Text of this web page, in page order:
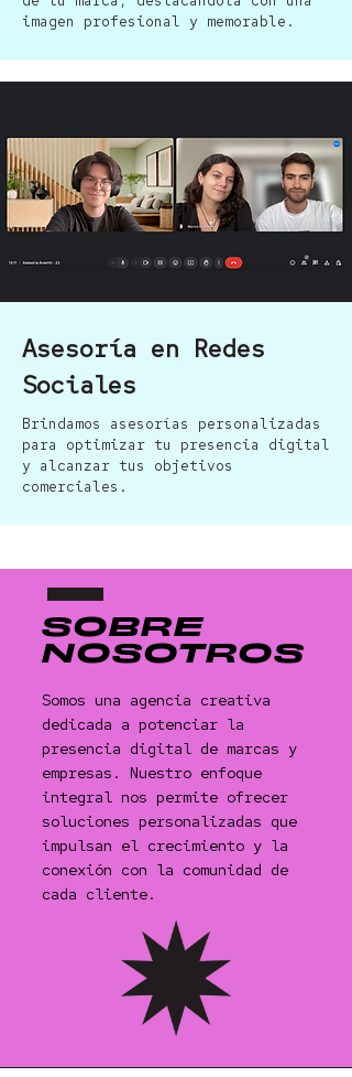
imagen profesional y memorable.
Asesoría en Redes
Sociales
Brindamos asesorías personalizadas
para optimizar tu presencia digital
y alcanzar tus objetivos
comerciales.
SOBRE
NOSOTROS
Somos una agencia creativa
dedicada a potenciar la
presencia digital de marcas y
empresas. Nuestro enfoque
integral nos permite ofrecer
soluciones personalizadas que
impulsan el crecimiento y la
conexión con la comunidad de
cada cliente.